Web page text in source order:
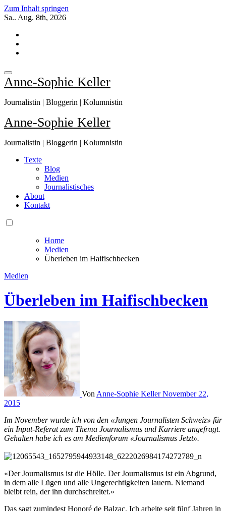
Zum Inhalt springen
Sa.. Aug. 8th, 2026
Anne-Sophie Keller
Journalistin | Bloggerin | Kolumnistin
Anne-Sophie Keller
Journalistin | Bloggerin | Kolumnistin
Texte
Blog
Medien
Journalistisches
About
Kontakt
Home
Medien
Überleben im Haifischbecken
Medien
Überleben im Haifischbecken
Von Anne-Sophie KellerNovember 22,
2015
Im November wurde ich von den «Jungen Journalisten Schweiz» für
ein Input-Referat zum Thema Journalismus und Karriere angefragt.
Gehalten habe ich es am Medienforum «Journalismus Jetzt».
«Der Journalismus ist die Hölle. Der Journalismus ist ein Abgrund,
in dem alle Lügen und alle Ungerechtigkeiten lauern. Niemand
bleibt rein, der ihn durchschreitet.»
Das sagt zumindest Honoré de Balzac. Ich arbeite seit fünf Jahren in